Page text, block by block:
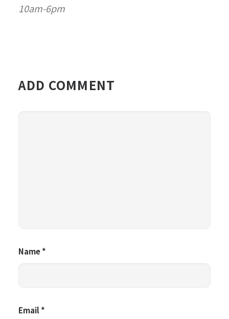
10am-6pm
ADD COMMENT
Name*
Email*